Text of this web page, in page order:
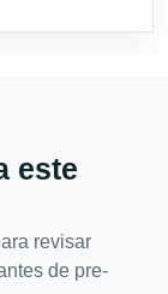
este
revisar
de pre-